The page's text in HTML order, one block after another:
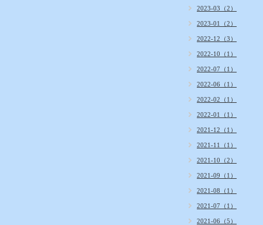
2023-03（2）
2023-01（2）
2022-12（3）
2022-10（1）
2022-07（1）
2022-06（1）
2022-02（1）
2022-01（1）
2021-12（1）
2021-11（1）
2021-10（2）
2021-09（1）
2021-08（1）
2021-07（1）
2021-06（5）